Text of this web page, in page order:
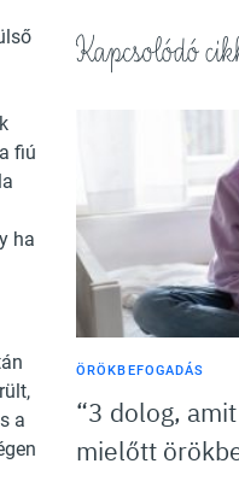
Kapcsolódó
ÖRÖKBEFOGADÁS
“3 dolog,
mielőtt
fiú
ha
a